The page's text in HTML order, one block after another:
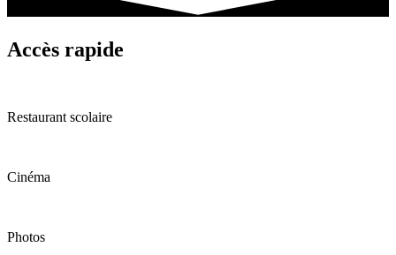
Accès rapide
Restaurant scolaire
Cinéma
Photos